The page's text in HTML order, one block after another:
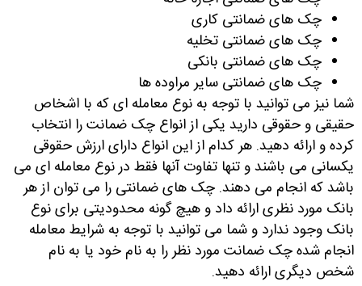
چک های ضمانتی کاری
چک های ضمانتی تخلیه
چک های ضمانتی بانکی
چک های ضمانتی سایر مراوده ها
شما نیز می توانید با توجه به نوع معامله ای که با اشخاص
حقیقی و حقوقی دارید یکی از انواع چک ضمانت را انتخاب
کرده و ارائه دهید. هر کدام از این انواع دارای ارزش حقوقی
یکسانی می باشند و تنها تفاوت آنها فقط در نوع معامله ای می
باشد که انجام می دهند. چک های ضمانتی را می توان از هر
بانک مورد نظری ارائه داد و هیچ گونه محدودیتی برای نوع
بانک وجود ندارد و شما می توانید با توجه به شرایط معامله
انجام شده چک ضمانت مورد نظر را به نام خود یا به نام
شخص دیگری ارائه دهید.